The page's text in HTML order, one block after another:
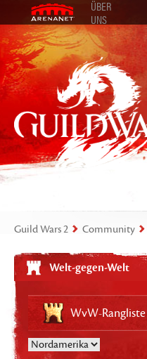
ÜBER
UNS
Guild Wars 2 Community
Welt-gegen-Welt
WvW-Rangliste